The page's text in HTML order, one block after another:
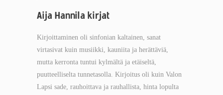
Aija Hannila kirjat
Kirjoittaminen oli sinfonian kaltainen, sanat
virtasivat kuin musiikki, kauniita ja herättäviä,
mutta kerronta tuntui kylmältä ja etäiseltä,
puutteelliselta tunnetasolla. Kirjoitus oli kuin Valon
Lapsi sade, rauhoittava ja rauhallista, hinta lopulta